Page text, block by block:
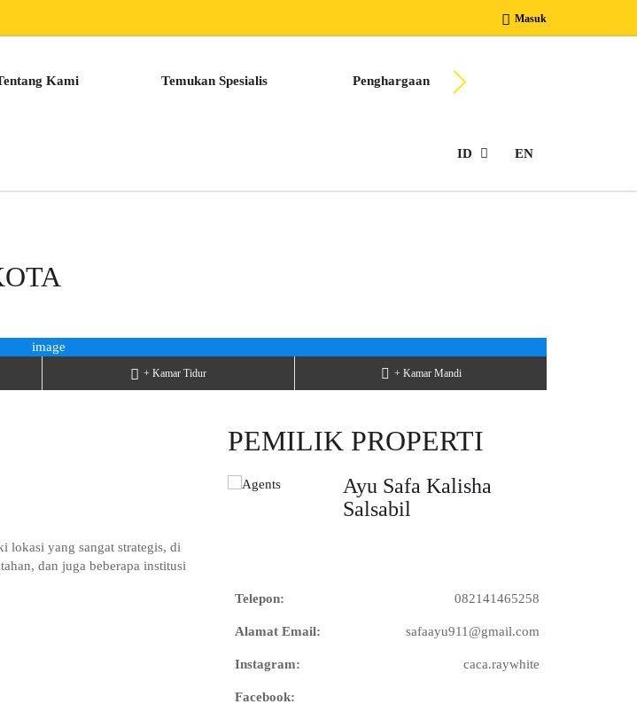
Masuk
Kami Temukan Spesialis Penghargaan
ID EN
+ Kamar Tidur + Kamar Mandi
lokasi yang sangat strategis, di
dan juga beberapa institusi
PEMILIK PROPERTI
Ayu Safa Kalisha
Salsabil
Telepon: 082141465258
Alamat Email: safaayu911@gmail.com
Instagram: caca.raywhite
Facebook: